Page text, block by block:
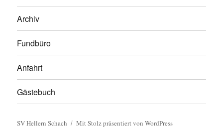
Archiv
Fundbüro
Anfahrt
Gästebuch
SV Hellern Schach Mit Stolz präsentiert von WordPress